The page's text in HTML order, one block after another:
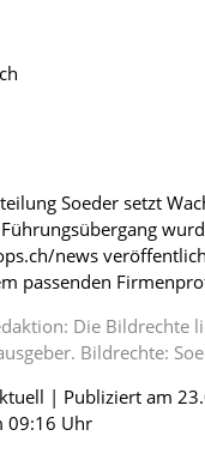
Soeder setzt
news
passenden
Die Bildrechte
Bildrechte:
| Publiziert am
09:16 Uhr